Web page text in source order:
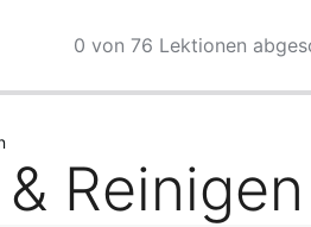
0 von 76 Lektionen
Reinigen